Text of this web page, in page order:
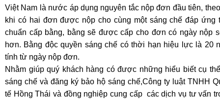
Việt Nam là nước áp dụng nguyên tắc nộp đơn đầu tiên,
khi có hai đơn được nộp cho cùng một sáng chế đáp ứng
chuẩn cấp bằng, bằng sẽ được cấp cho đơn có ngày nộp
hơn. Bằng độc quyền sáng chế có thời hạn hiệu lực là 20
tính từ ngày nộp đơn.
Nhằm giúp quý khách hàng có được những hiểu biết cụ
sáng chế và đăng ký bảo hộ sáng chế,Công ty luật TNHH
tế Hồng Thái và đồng nghiệp cung cấp các dịch vụ tư vấn